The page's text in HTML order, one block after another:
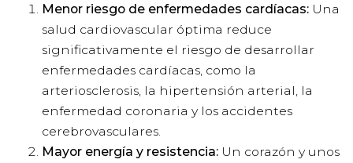
Menor riesgo de enfermedades cardíacas: Una
salud cardiovascular óptima reduce
significativamente el riesgo de desarrollar
enfermedades cardíacas, como la
arteriosclerosis, la hipertensión arterial, la
enfermedad coronaria y los accidentes
cerebrovasculares.
Mayor energía y resistencia: Un corazón y unos